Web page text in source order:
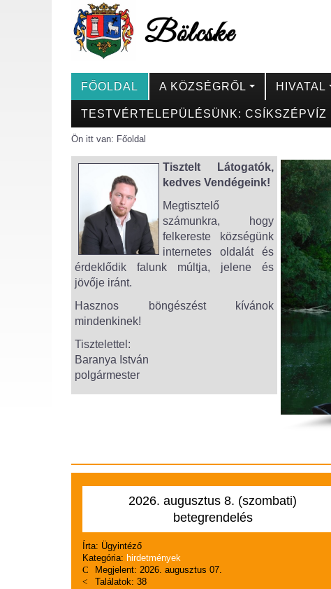
FŐOLDAL A KÖZSÉGRŐL HIVATAL
TESTVÉRTELEPÜLÉSÜNK: CSÍKSZÉPVÍZ
Ön itt van: Főoldal
Tisztelt Látogatók,
kedves Vendégeink!
Megtisztelő
számunkra, hogy
felkereste községünk
internetes oldalát és
érdeklődik falunk múltja, jelene és
jövője iránt.
Hasznos böngészést kívánok
mindenkinek!
Tisztelettel:
Baranya István
polgármester
2026. augusztus 8. (szombati)
betegrendelés
Írta: Ügyintéző
Kategória: hirdetmények
Megjelent: 2026. augusztus 07.
Találatok: 38